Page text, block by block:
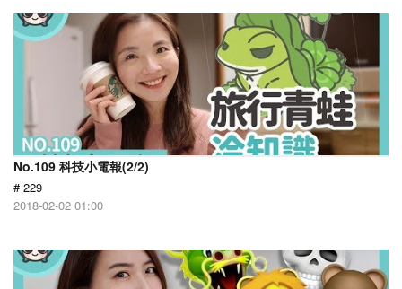
No.109 科技小電報(2/2)
# 229
2018-02-02 01:00